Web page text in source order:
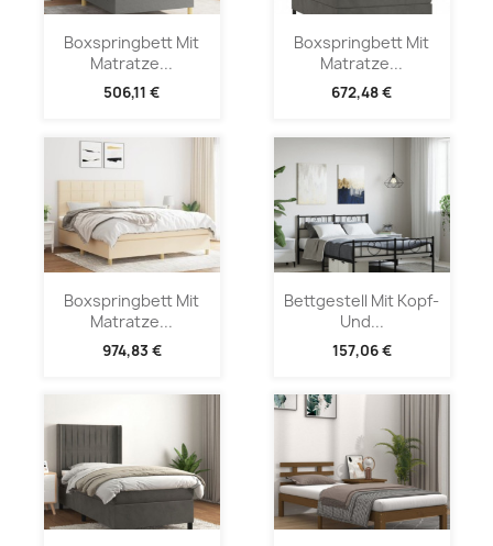
Boxspringbett Mit
Matratze...
506,11 €
Boxspringbett Mit
Matratze...
672,48 €
Boxspringbett Mit
Matratze...
974,83 €
Bettgestell Mit Kopf-
Und...
157,06 €